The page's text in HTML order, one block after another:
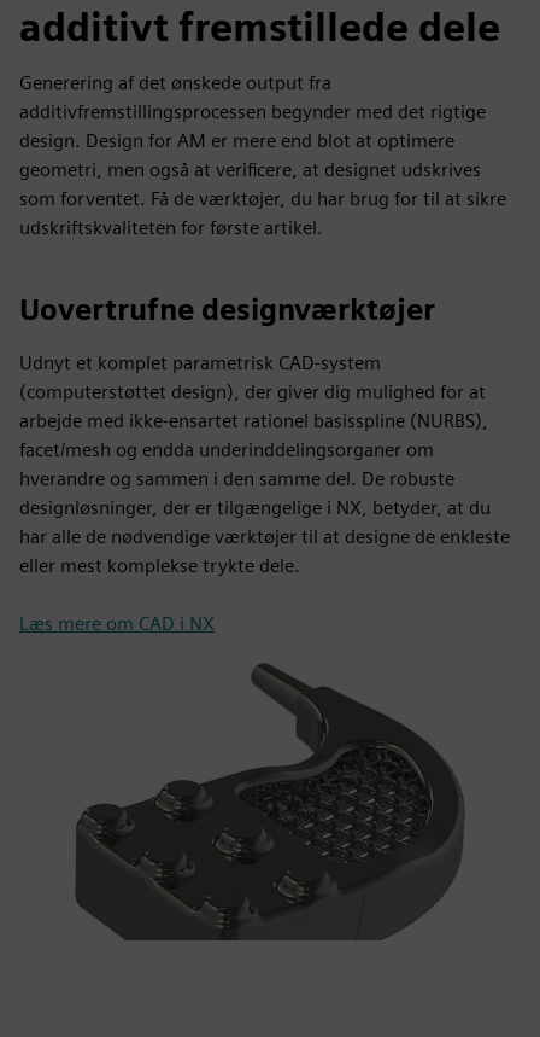
additivt fremstillede dele
Generering af det ønskede output fra
additivfremstillingsprocessen begynder med det rigtige
design. Design for AM er mere end blot at optimere
geometri, men også at verificere, at designet udskrives
som forventet. Få de værktøjer, du har brug for til at sikre
udskriftskvaliteten for første artikel.
Uovertrufne designværktøjer
Udnyt et komplet parametrisk CAD-system
(computerstøttet design), der giver dig mulighed for at
arbejde med ikke-ensartet rationel basisspline (NURBS),
facet/mesh og endda underinddelingsorganer om
hverandre og sammen i den samme del. De robuste
designløsninger, der er tilgængelige i NX, betyder, at du
har alle de nødvendige værktøjer til at designe de enkleste
eller mest komplekse trykte dele.
Læs mere om CAD i NX